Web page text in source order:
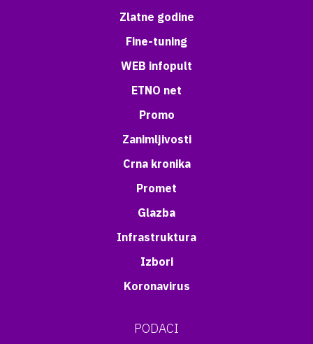
Zlatne godine
Fine-tuning
WEB infopult
ETNO net
Promo
Zanimljivosti
Crna kronika
Promet
Glazba
Infrastruktura
Izbori
Koronavirus
PODACI